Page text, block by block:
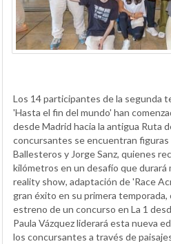
Los 14 participantes de la segunda
'Hasta el fin del mundo' han
desde Madrid hacia la antigua Ruta
concursantes se encuentran figuras
Ballesteros y Jorge Sanz, quienes
kilómetros en un desafío que durará
reality show, adaptación de 'Race
gran éxito en su primera
estreno de un concurso en La 1
Paula Vázquez liderará esta nueva
los concursantes a través de